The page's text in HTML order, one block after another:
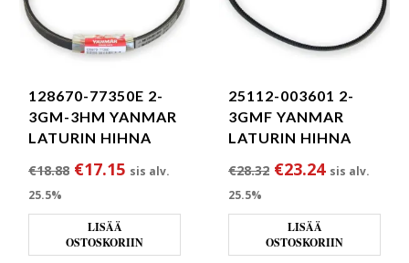
128670-77350E 2-
3GM-3HM YANMAR
LATURIN HIHNA
€18.88 Alkuperäinen hinta oli: €18.88.
€17.15Nykyinen hinta on: €17.15.
sis alv.
25.5%
LISÄÄ
OSTOSKORIIN
25112-003601 2-
3GMF YANMAR
LATURIN HIHNA
€28.32 Alkuperäinen
€23.24Nykyinen
sis alv.
25.5%
LISÄÄ
OSTOSKORIIN